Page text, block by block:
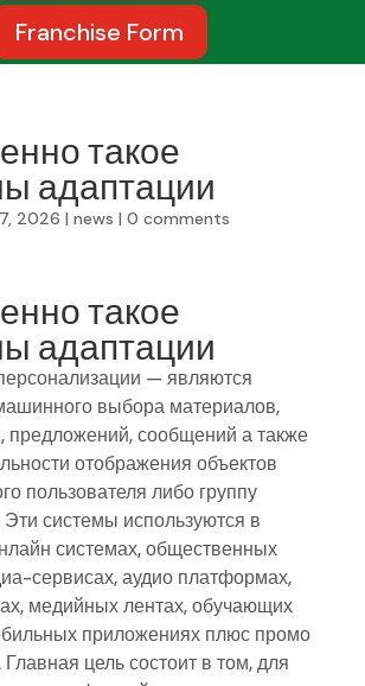
Franchise Form
такое
адаптации
2026 | news | 0 comments
такое
адаптации
— являются
выбора материалов,
сообщений а также
отображения объектов
пользователя либо группу
Эти системы используются в
системах, общественных
сервисах, аудио платформах,
медийных лентах, обучающих
приложениях плюс промо
Главная цель состоит в том, для